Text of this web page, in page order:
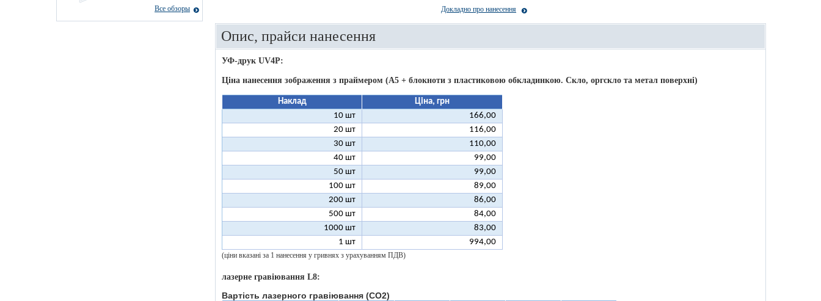
Докладно про нанесення
Опис, прайси нанесення
УФ-друк UV4P:
Ціна нанесення зображення з праймером (А5 + блокноти з пластиковою обкладинкою. Скло, оргскло та метал поверхні)
Наклад
Ціна, грн
10 шт
166,00
20 шт
116,00
30 шт
110,00
40 шт
99,00
50 шт
99,00
100 шт
89,00
200 шт
86,00
500 шт
84,00
1000 шт
83,00
1 шт
994,00
(ціни вказані за 1 нанесення у гривнях з урахуванням ПДВ)
лазерне гравіювання L8:
Вартість лазерного гравіювання (CO2)
Все обзоры